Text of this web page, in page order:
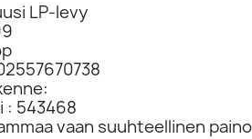
LP-levy
: 543468
vaan suuhteellinen paino